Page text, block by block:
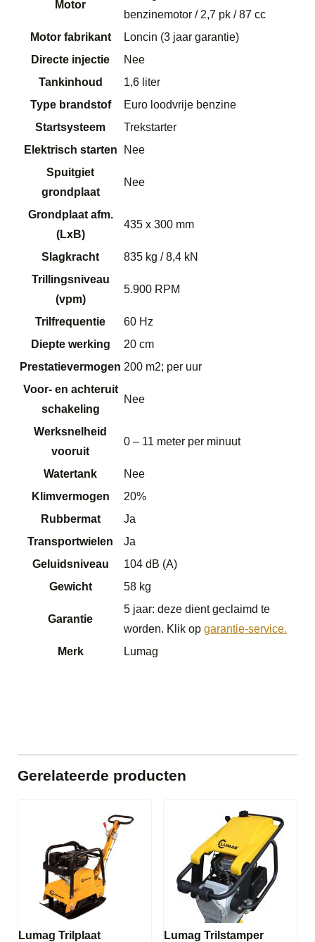
Motor
benzinemotor / 2,7 pk / 87 cc
Motor fabrikant
Loncin (3 jaar garantie)
Directe injectie
Nee
Tankinhoud
1,6 liter
Type brandstof
Euro loodvrije benzine
Startsysteem
Trekstarter
Elektrisch starten
Nee
Spuitgiet
grondplaat
Nee
Grondplaat afm.
(LxB)
435 x 300 mm
Slagkracht
835 kg / 8,4 kN
Trillingsniveau
(vpm)
5.900 RPM
Trilfrequentie
60 Hz
Diepte werking
20 cm
Prestatievermogen 200 m2; per uur
Voor- en achteruit
schakeling
Nee
Werksnelheid
vooruit
0 – 11 meter per minuut
Watertank
Nee
Klimvermogen
20%
Rubbermat
Ja
Transportwielen
Ja
Geluidsniveau
104 dB (A)
Gewicht
58 kg
Garantie
5 jaar: deze dient geclaimd te
worden. Klik op garantie-service.
Merk
Lumag
Gerelateerde producten
Lumag Trilplaat
Lumag Trilstamper